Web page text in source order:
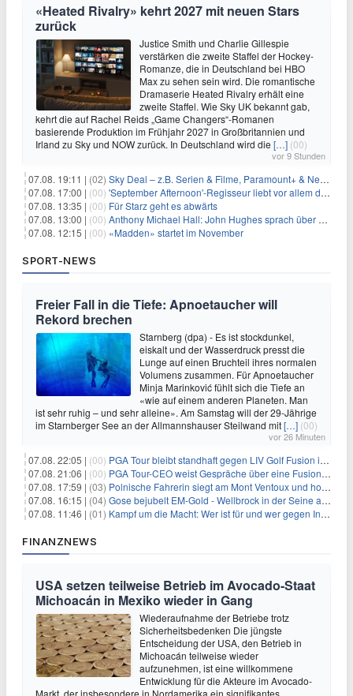
«Heated Rivalry» kehrt 2027 mit neuen Stars
zurück
Justice Smith und Charlie Gillespie
verstärken die zweite Staffel der Hockey-
Romanze, die in Deutschland bei HBO
Max zu sehen sein wird. Die romantische
Dramaserie Heated Rivalry erhält eine
zweite Staffel. Wie Sky UK bekannt gab,
kehrt die auf Rachel Reids „Game Changers“-Romanen
basierende Produktion im Frühjahr 2027 in Großbritannien und
Irland zu Sky und NOW zurück. In Deutschland wird die […] (00)
vor 9 Stunden
07.08. 19:11 | (02) Sky Deal – z.B. Serien & Filme, Paramount+ & Netflix für 19,99€/Monat
07.08. 17:00 | (00) 'September Afternoon'-Regisseur liebt vor allem die 'Banalität' in seinen Filmen
07.08. 13:35 | (00) Für Starz geht es abwärts
07.08. 13:00 | (00) Anthony Michael Hall: John Hughes sprach über eine Fortsetzung von 'The Breakfast Club'
07.08. 12:15 | (00) «Madden» startet im November
SPORT-NEWS
Freier Fall in die Tiefe: Apnoetaucher will
Rekord brechen
Starnberg (dpa) - Es ist stockdunkel,
eiskalt und der Wasserdruck presst die
Lunge auf einen Bruchteil ihres normalen
Volumens zusammen. Für Apnoetaucher
Minja Marinković fühlt sich die Tiefe an
«wie auf einem anderen Planeten. Man
ist sehr ruhig – und sehr alleine». Am Samstag will der 29-Jährige
im Starnberger See an der Allmannshauser Steilwand mit[…] (00)
vor 26 Minuten
07.08. 22:05 | (00) PGA Tour bleibt standhaft gegen LIV Golf Fusion in einem sich wandelnden Sportumfeld
07.08. 21:06 | (00) PGA Tour-CEO weist Gespräche über eine Fusion mit LIV Golf zurück und bekräftigt die Wettbewerbslandschaft
07.08. 17:59 | (03) Polnische Fahrerin siegt am Mont Ventoux und holt Tour-Gelb
07.08. 16:15 | (04) Gose bejubelt EM-Gold - Wellbrock in der Seine ausgebremst
07.08. 11:46 | (01) Kampf um die Macht: Wer ist für und wer gegen Infantino?
FINANZNEWS
USA setzen teilweise Betrieb im Avocado-Staat
Michoacán in Mexiko wieder in Gang
Wiederaufnahme der Betriebe trotz
Sicherheitsbedenken Die jüngste
Entscheidung der USA, den Betrieb in
Michoacán teilweise wieder
aufzunehmen, ist eine willkommene
Entwicklung für die Akteure im Avocado-
Markt, der insbesondere in Nordamerika ein signifikantes